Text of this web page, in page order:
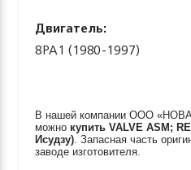
Двигатель:
8PA1 (1980-1997)
В нашей компании ООО
можно купитьVALVE ASM;
Исудзу). Запасная часть
заводе изготовителя.